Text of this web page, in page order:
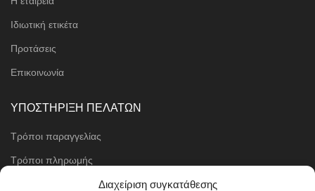
Διαχείριση συγκατάθεσης
Ιδιωτική ετικέτα
Προτάσεις
Επικοινωνία
ΥΠΟΣΤΗΡΙΞΗ ΠΕΛΑΤΩΝ
Τρόποι παραγγελίας
Τρόποι πληρωμής
Μέθοδοι αποστολής